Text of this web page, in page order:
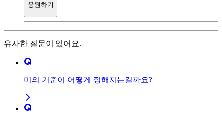
응원하기
유사한 질문이 있어요.
미의 기준이 어떻게 정해지는걸까요?